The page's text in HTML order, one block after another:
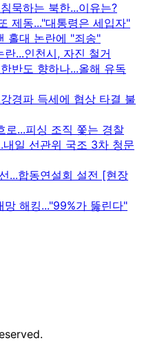
묵하는 북한...이유는?
제동..."대통령은 세입자"
홀대 논란에 "죄송"
...인천시, 자진 철거
반도 향하나...올해 유독
경파 득세에 협상 타결 불
로...피싱 조직 쫓는 경찰
일 선관위 국조 3차 청문
...합동연설회 설전 [현장
해킹..."99%가 뚫린다"